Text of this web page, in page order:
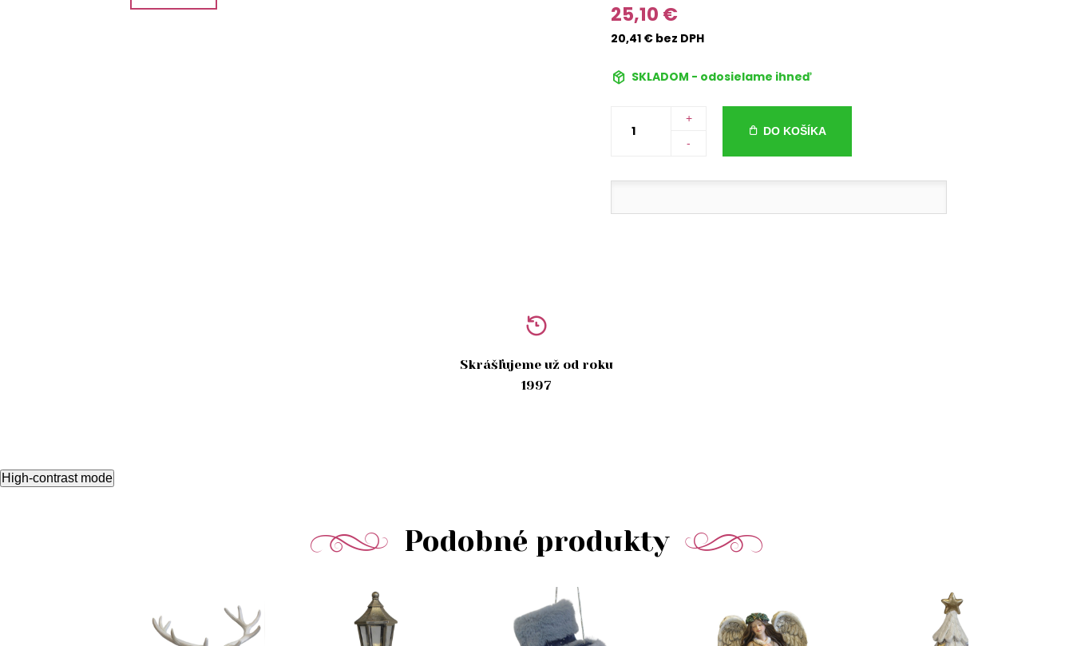
25,10 €
20,41 € bez DPH
SKLADOM - odosielame ihneď
+
-
DO KOŠÍKA
Skrášľujeme už od roku
1997
High-contrast mode
Podobné produkty